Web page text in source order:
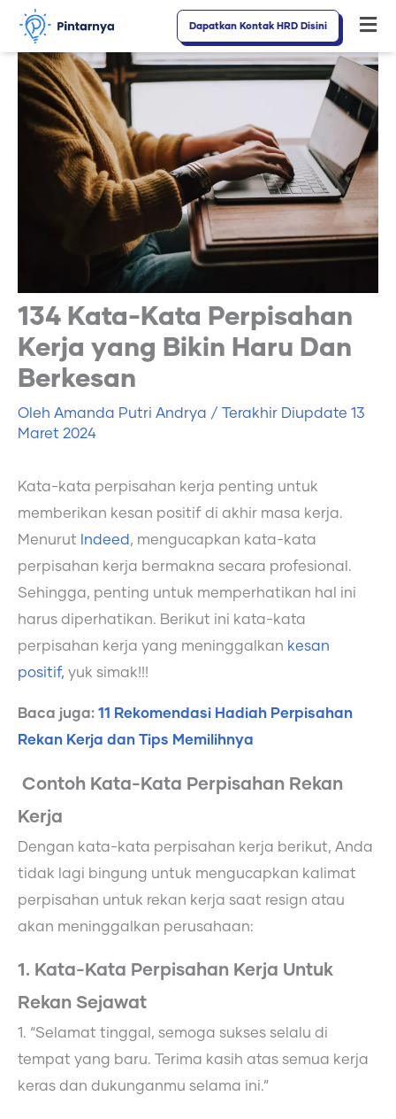
Lewati
konten
Dapatkan Kontak HRD Disini
134 Kata-Kata Perpisahan
Kerja yang Bikin Haru Dan
Berkesan
Oleh Amanda Putri Andrya / Terakhir Diupdate 13
Maret 2024
Kata-kata perpisahan kerja penting untuk
memberikan kesan positif di akhir masa kerja.
Menurut
Indeed , mengucapkan kata-kata
perpisahan kerja bermakna secara profesional.
Sehingga, penting untuk memperhatikan hal ini
harus diperhatikan. Berikut ini kata-kata
perpisahan kerja yang meninggalkan kesan
positif, yuk simak!!!
Baca juga: 11 Rekomendasi Hadiah Perpisahan
Rekan Kerja dan Tips Memilihnya
Contoh Kata-Kata Perpisahan Rekan
Kerja
Dengan kata-kata perpisahan kerja berikut, Anda
tidak lagi bingung untuk mengucapkan kalimat
perpisahan untuk rekan kerja saat resign atau
akan meninggalkan perusahaan:
1. Kata-Kata Perpisahan Kerja Untuk
Rekan Sejawat
1. “Selamat tinggal, semoga sukses selalu di
tempat yang baru. Terima kasih atas semua kerja
keras dan dukunganmu selama ini.”